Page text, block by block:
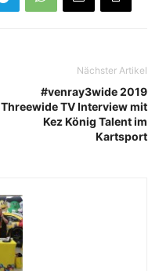
Nächster Artikel
#venray3wide 2019
Threewide TV Interview mit
Kez König Talent im
Kartsport